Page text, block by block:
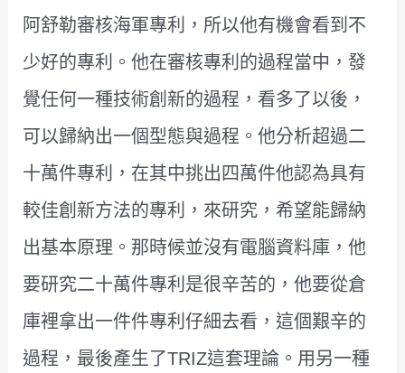
阿舒勒審核海軍專利，所以他有機會看到不
少好的專利。他在審核專利的過程當中，發
覺任何一種技術創新的過程，看多了以後，
可以歸納出一個型態與過程。他分析超過二
十萬件專利，在其中挑出四萬件他認為具有
較佳創新方法的專利，來研究，希望能歸納
出基本原理。那時候並沒有電腦資料庫，他
要研究二十萬件專利是很辛苦的，他要從倉
庫裡拿出一件件專利仔細去看，這個艱辛的
過程，最後產生了TRIZ這套理論。用另一種